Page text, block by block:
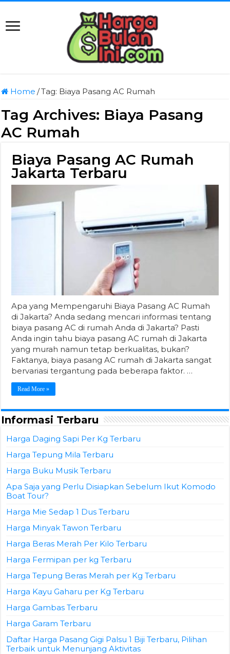
Home /Tag: Biaya Pasang AC Rumah
Tag Archives: Biaya Pasang
AC Rumah
Biaya Pasang AC Rumah
Jakarta Terbaru
Apa yang Mempengaruhi Biaya Pasang AC Rumah
di Jakarta? Anda sedang mencari informasi tentang
biaya pasang AC di rumah Anda di Jakarta? Pasti
Anda ingin tahu biaya pasang AC rumah di Jakarta
yang murah namun tetap berkualitas, bukan?
Faktanya, biaya pasang AC rumah di Jakarta sangat
bervariasi tergantung pada beberapa faktor. …
Read More »
Informasi Terbaru
Harga Daging Sapi Per Kg Terbaru
Harga Tepung Mila Terbaru
Harga Buku Musik Terbaru
Apa Saja yang Perlu Disiapkan Sebelum Ikut Komodo
Boat Tour?
Harga Mie Sedap 1 Dus Terbaru
Harga Minyak Tawon Terbaru
Harga Beras Merah Per Kilo Terbaru
Harga Fermipan per kg Terbaru
Harga Tepung Beras Merah per Kg Terbaru
Harga Kayu Gaharu per Kg Terbaru
Harga Gambas Terbaru
Harga Garam Terbaru
Daftar Harga Pasang Gigi Palsu 1 Biji Terbaru, Pilihan
Terbaik untuk Menunjang Aktivitas